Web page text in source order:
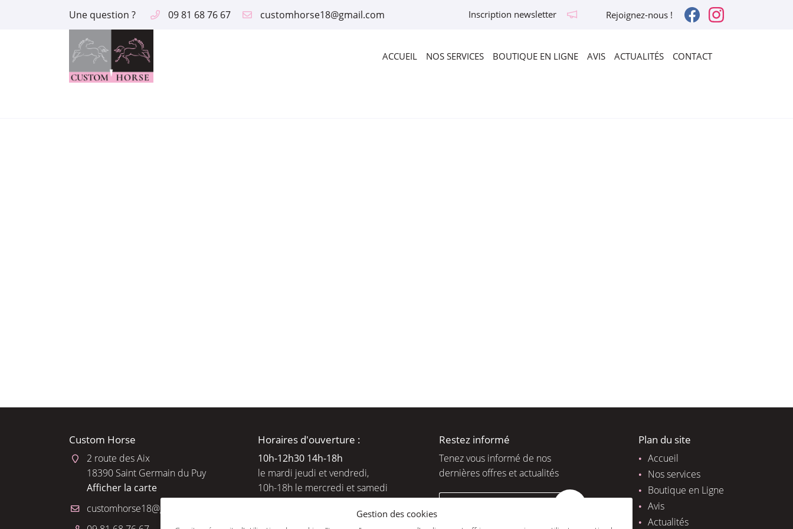
Une question ? 09 81 68 76 67 Inscription newsletter Rejoignez-nous !
ACCUEIL NOS SERVICES BOUTIQUE EN LIGNE AVIS ACTUALITÉS CONTACT
2 route des Aix
18390 Saint Germain du Puy
09 81 68 76 67
Custom Horse
2 route des Aix
18390 Saint Germain du Puy
Afficher la carte
Horaires d'ouverture :
10h-12h30 14h-18h
le mardi jeudi et vendredi,
10h-18h le mercredi et samedi
Restez informé
Tenez vous informé de nos
dernières offres et actualités
Plan du site
Accueil
Nos services
Boutique en Ligne
Avis
Actualités
Gestion des cookies